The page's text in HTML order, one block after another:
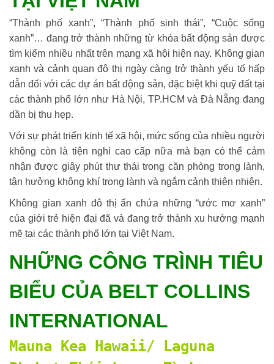
“Thành phố xanh”, “Thành phố sinh thái”, “Cuộc sống
xanh”… đang trở thành những từ khóa bất động sản được
tìm kiếm nhiều nhất trên mạng xã hội hiện nay. Không gian
xanh và cảnh quan đô thị ngày càng trở thành yếu tố hấp
dẫn đối với các dự án bất động sản, đặc biệt khi quỹ đất tại
các thành phố lớn như Hà Nội, TP.HCM và Đà Nẵng đang
dần bị thu hẹp.
Với sự phát triển kinh tế xã hội, mức sống của nhiều người
không còn là tiện nghi cao cấp nữa mà bạn có thể cảm
nhận được giây phút thư thái trong căn phòng trong lành,
tận hưởng không khí trong lành và ngắm cảnh thiên nhiên.
Không gian xanh đô thị ẩn chứa những “ước mơ xanh”
của giới trẻ hiện đại đã và đang trở thành xu hướng mạnh
mẽ tại các thành phố lớn tại Việt Nam.
NHỮNG CÔNG TRÌNH TIÊU
BIỂU CỦA BELT COLLINS
INTERNATIONAL
Mauna Kea Hawaii/ Laguna